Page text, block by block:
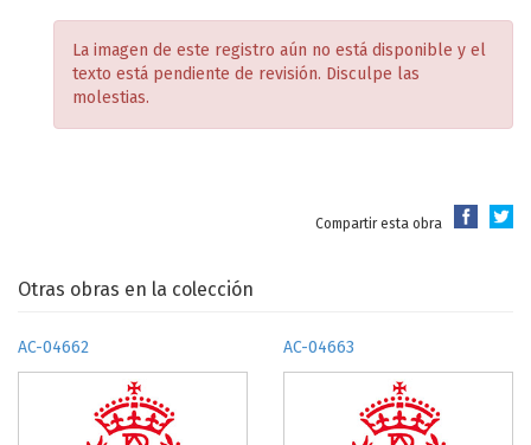
La imagen de este registro aún no está disponible y el
texto está pendiente de revisión. Disculpe las
molestias.
Compartir esta obra
Otras obras en la colección
AC-04662 AC-04663